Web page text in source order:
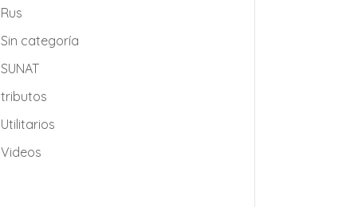
Rus
Sin categoría
SUNAT
tributos
Utilitarios
Videos